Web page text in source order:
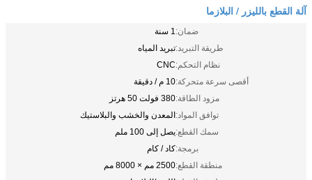
آلة القطع بالليزر / البلازما
ضمان:1 سنة
طريقة التبريد:تبريد المياه
نظام التحكم:CNC
أقصى سرعة متحركة:10 م / دقيقة
مزود الطاقة:380 فولت 50 هرتز
توافق المواد:المعدن والخشب والبلاستيك
سمك القطع:يصل إلى 100 ملم
برمجة:كاد / كام
منطقة القطع:2500 مم × 8000 مم